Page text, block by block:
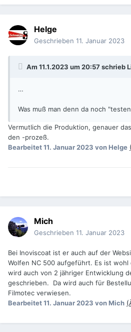
Helge
Geschrieben 11. Januar 2023
Am 11.1.2023 um 20:57 schrieb
…
Was muß man denn da noch
Vermutlich die Produktion, genauer
den -prozeß.
Bearbeitet11. Januar 2023 von Helge
Mich
Geschrieben 11. Januar 2023
Bei Inoviscoat ist er auch auf der
Wolfen NC 500 aufgeführt. Es ist
wird auch von 2 jähriger Entwicklung
geschrieben. Da wird auch für
Filmotec verwiesen.
Bearbeitet11. Januar 2023 von Mich